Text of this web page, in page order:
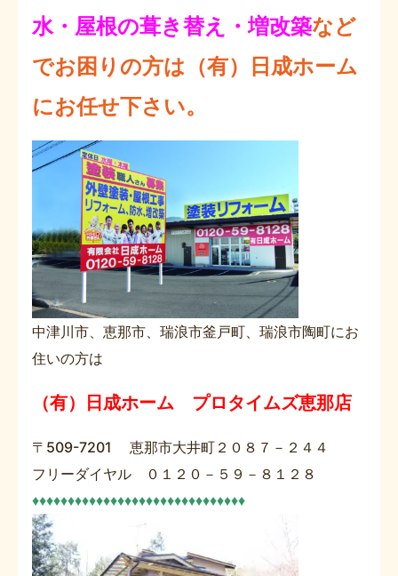
水・屋根の葺き替え・増改築など
でお困りの方は（有）日成ホーム
にお任せ下さい。
中津川市、恵那市、瑞浪市釜戸町、瑞浪市陶町にお
住いの方は
（有）日成ホーム プロタイムズ恵那店
〒509-7201 恵那市大井町２０８７－２４４
フリーダイヤル ０１２０－５９－８１２８
♦♦♦♦♦♦♦♦♦♦♦♦♦♦♦♦♦♦♦♦♦♦♦♦♦♦♦♦♦♦